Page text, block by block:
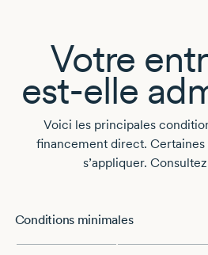
Votre
est-elle
Voici les principales
financement direct.
s’appliquer.
Conditions minimales